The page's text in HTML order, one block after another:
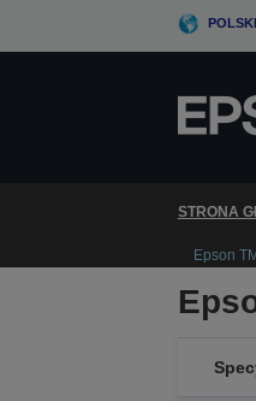
POLSKI
STRONA
Epson